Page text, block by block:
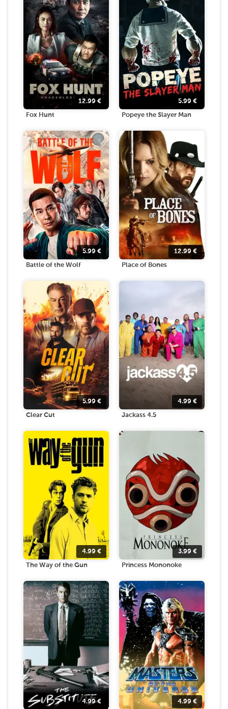
12.99 €
Fox Hunt
5.99 €
Popeye the Slayer Man
5.99 €
Battle of the Wolf
12.99 €
Place of Bones
5.99 €
Clear Cut
4.99 €
Jackass 4.5
4.99 €
The Way of the Gun
3.99 €
Princess Mononoke
4.99€ 4.99 €